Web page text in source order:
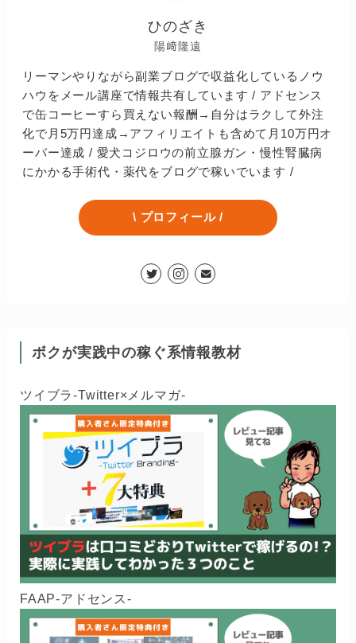
ひのざき
陽﨑隆遠
リーマンやりながら副業ブログで収益化しているノウ
ハウをメール講座で情報共有しています / アドセンス
で缶コーヒーすら買えない報酬→自分はラクして外注
化で月5万円達成→アフィリエイトも含めて月10万円オ
ーバー達成 / 愛犬コジロウの前立腺ガン・慢性腎臓病
にかかる手術代・薬代をブログで稼いでいます /
\ プロフィール /
ボクが実践中の稼ぐ系情報教材
ツイブラ-Twitter×メルマガ-
FAAP-アドセンス-